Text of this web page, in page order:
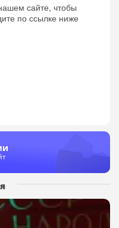
сайте, чтобы
по ссылке ниже